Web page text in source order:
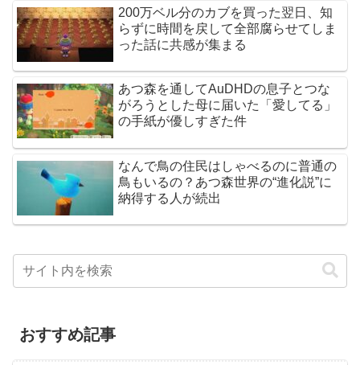
200万ベル分のカブを買った翌日、知
らずに時間を戻して全部腐らせてしま
った話に共感が集まる
あつ森を通してAuDHDの息子とつな
がろうとした母に届いた「愛してる」
の手紙が優しすぎた件
なんで鳥の住民はしゃべるのに普通の
鳥もいるの？あつ森世界の“進化説”に
納得する人が続出
おすすめ記事